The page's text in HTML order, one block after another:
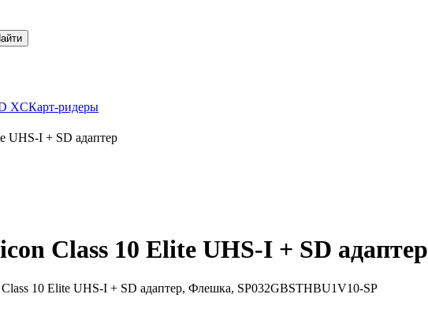
XCКарт-ридеры
Class 10 Elite UHS-I + SD адаптер
10 Elite UHS-I + SD адаптер, Флешка, SP032GBSTHBU1V10-SP